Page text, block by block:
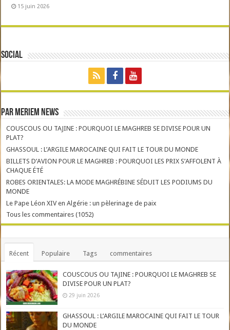
15 juin 2026
Social
Par Meriem News
COUSCOUS OU TAJINE : POURQUOI LE MAGHREB SE DIVISE POUR UN
PLAT?
GHASSOUL : L’ARGILE MAROCAINE QUI FAIT LE TOUR DU MONDE
BILLETS D’AVION POUR LE MAGHREB : POURQUOI LES PRIX S’AFFOLENT À
CHAQUE ÉTÉ
ROBES ORIENTALES: LA MODE MAGHRÉBINE SÉDUIT LES PODIUMS DU
MONDE
Le Pape Léon XIV en Algérie : un pèlerinage de paix
Tous les commentaires (1052)
Récent Populaire Tags commentaires
COUSCOUS OU TAJINE : POURQUOI LE MAGHREB SE
DIVISE POUR UN PLAT?
29 juin 2026
GHASSOUL : L’ARGILE MAROCAINE QUI FAIT LE TOUR
DU MONDE